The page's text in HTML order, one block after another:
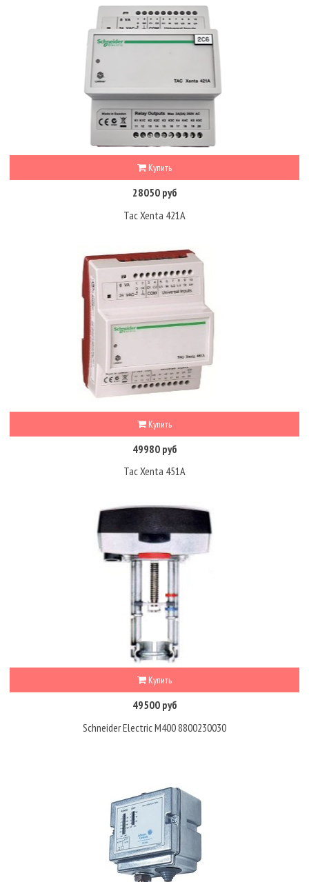
Купить
28050 руб
Tac Xenta 421A
Купить
49980 руб
Tac Xenta 451A
Купить
49500 руб
Schneider Electric M400 8800230030